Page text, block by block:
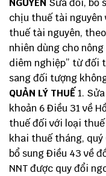
NGUYÊN Sửa đổi, bổ
chịu thuế tài nguyên
thuế tài nguyên,
nhiên dùng cho
diêm nghiệp” từ đối
sang đối tượng
QUẢN LÝ THUẾ1.
khoản 6 Điều 31 về
thuế đối với loại
khai thuế tháng, quý
bổ sung Điều 43 về
NNT được quy đổi